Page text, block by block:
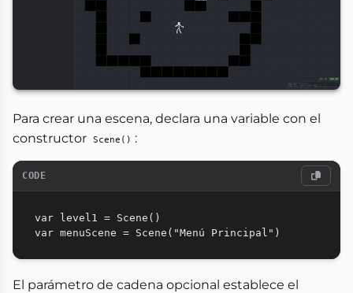
Para crear una escena, declara una variable con el
constructor Scene() :
CODE
var level1 = Scene()
El parámetro de cadena opcional establece el